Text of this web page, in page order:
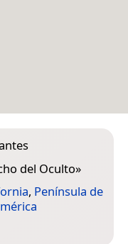
del Oculto»
, Península de